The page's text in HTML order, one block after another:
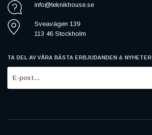
info@teknikhouse.se
Sveavägen 139
113 46 Stockholm
TA DEL AV VÅRA BÄSTA ERBJUDANDEN & NYHETER